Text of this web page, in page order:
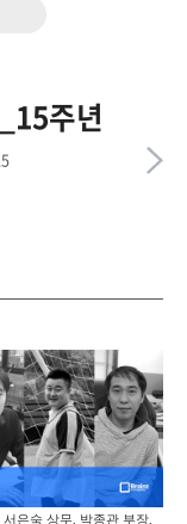
주년
은숙 상무, 박종관 부장,